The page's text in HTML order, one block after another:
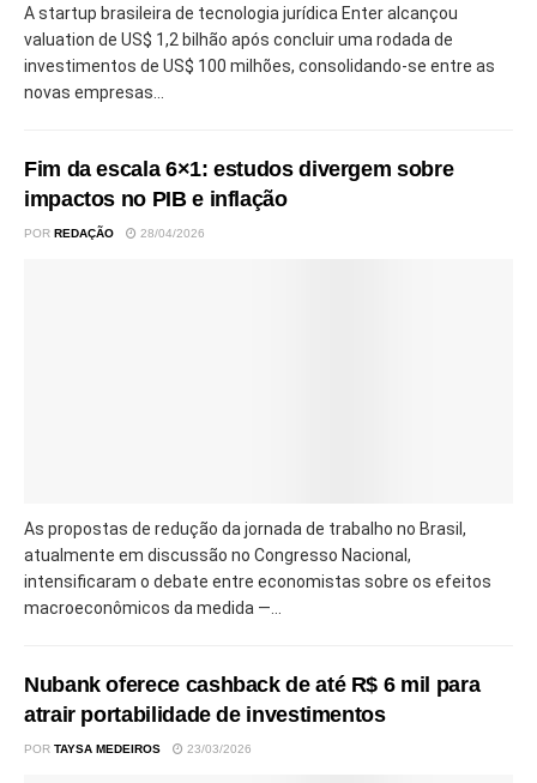
A startup brasileira de tecnologia jurídica Enter alcançou
valuation de US$ 1,2 bilhão após concluir uma rodada de
investimentos de US$ 100 milhões, consolidando-se entre as
novas empresas...
Fim da escala 6×1: estudos divergem sobre
impactos no PIB e inflação
POR REDAÇÃO 28/04/2026
As propostas de redução da jornada de trabalho no Brasil,
atualmente em discussão no Congresso Nacional,
intensificaram o debate entre economistas sobre os efeitos
macroeconômicos da medida —...
Nubank oferece cashback de até R$ 6 mil para
atrair portabilidade de investimentos
POR TAYSA MEDEIROS 23/03/2026